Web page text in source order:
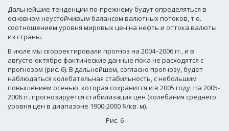
Дальнейшие тенденции по-прежнему будут определяться в
основном неустойчивым балансом валютных потоков, т.е.
соотношением уровня мировых цен на нефть и оттока валюты
из страны.
В июле мы скорректировали прогноз на 2004–2006 гг., и в
августе-октябре фактические данные пока не расходятся с
прогнозом (рис. 6). В дальнейшем, согласно прогнозу, будет
наблюдаться колебательная стабильность, с небольшим
повышением осенью, которая сохранится и в 2005 году. На 2005-
2006 гг. прогнозируется стабилизация цен (колебания среднего
уровня цен в диапазоне 1900-2000 $/кв. м).
Рис. 6